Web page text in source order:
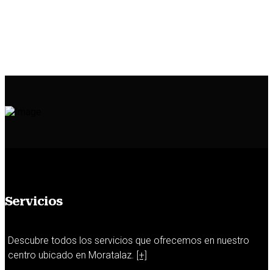
Servicios
Descubre todos los servicios que ofrecemos en nuestro
centro ubicado en Moratalaz. [+]